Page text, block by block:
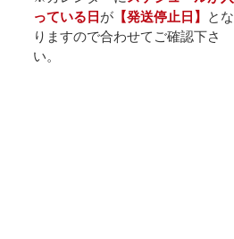
っている日 が 【発送停止日】
とな
りますので合わせてご確認下さ
い。